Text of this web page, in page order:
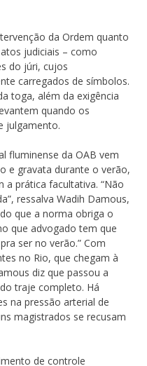
da Ordem quanto
judiciais – como
do júri, cujos
carregados de símbolos.
toga, além da exigência
quando os
julgamento.
fluminense da OAB vem
e gravata durante o verão,
a prática facultativa. “Não
ressalva Wadih Damous,
que a norma obriga o
que advogado tem que
ser no verão.” Com
no Rio, que chegam à
diz que passou a
traje completo. Há
na pressão arterial de
magistrados se recusam
de controle